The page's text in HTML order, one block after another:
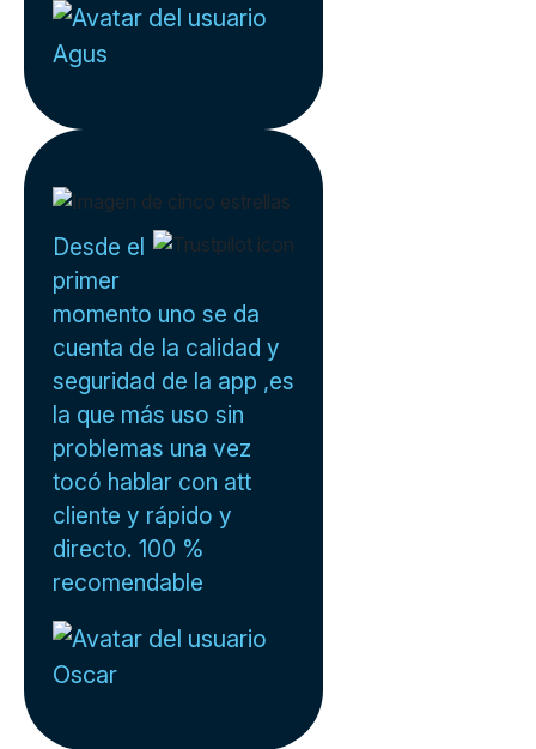
Agus
Desde el
primer
momento uno se da
cuenta de la calidad y
seguridad de la app ,es
la que más uso sin
problemas una vez
tocó hablar con att
cliente y rápido y
directo. 100 %
recomendable
Oscar